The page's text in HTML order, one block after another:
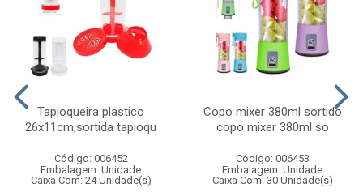
Tapioqueira plastico
26x11cm,sortida tapioqu
Código: 006452
Embalagem: Unidade
Caixa Com: 24 Unidade(s)
Copo mixer 380ml sortido
copo mixer 380ml so
Código: 006453
Embalagem: Unidade
Caixa Com: 30 Unidade(s)